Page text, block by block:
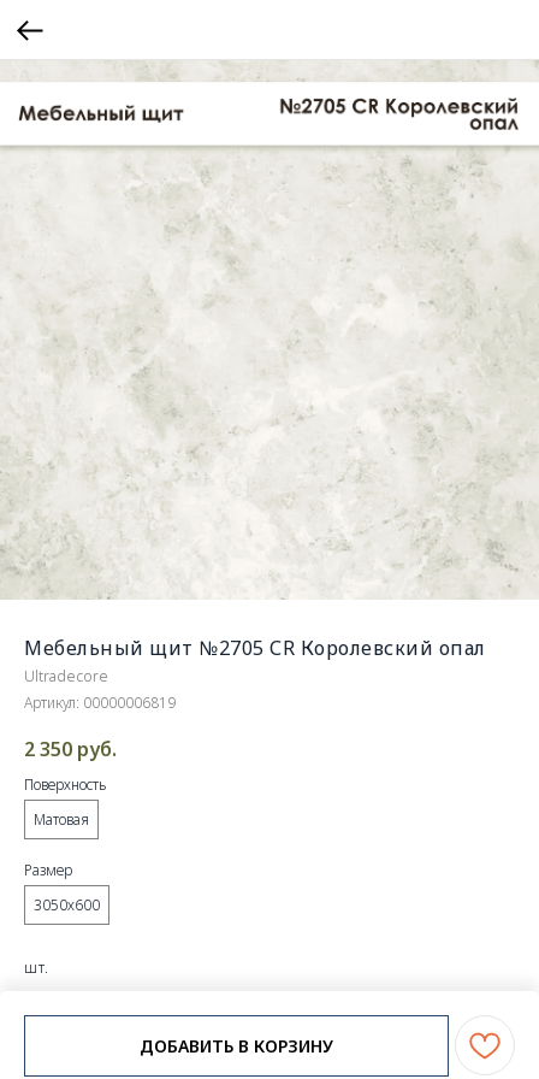
Мебельный щит №2705 СR Королевский опал
Ultradecore
Артикул: 00000006819
2 350 руб.
Поверхность
Матовая
Размер
3050х600
ДОБАВИТЬ В КОРЗИНУ
шт.
Размер: 3050х600х4